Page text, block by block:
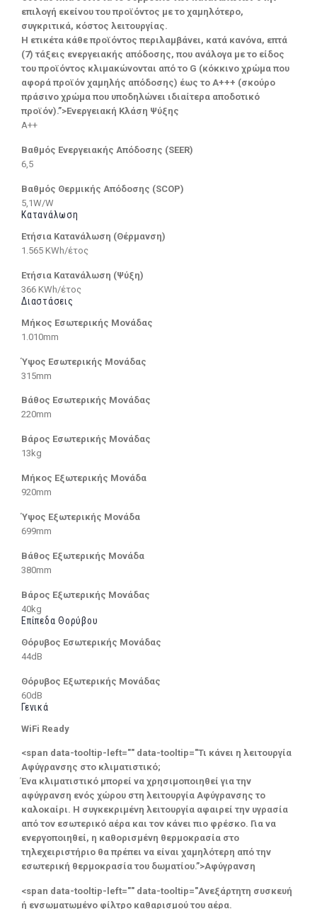
επιλογή εκείνου του προϊόντος με το χαμηλότερο,
συγκριτικά, κόστος λειτουργίας.
Η ετικέτα κάθε προϊόντος περιλαμβάνει, κατά κανόνα, επτά
(7) τάξεις ενεργειακής απόδοσης, που ανάλογα με το είδος
του προϊόντος κλιμακώνονται από το G (κόκκινο χρώμα που
αφορά προϊόν χαμηλής απόδοσης) έως το Α+++ (σκούρο
πράσινο χρώμα που υποδηλώνει ιδιαίτερα αποδοτικό
προϊόν).”>Ενεργειακή Κλάση Ψύξης
A++
Βαθμός Ενεργειακής Απόδοσης (SEER)
6,5
Βαθμός Θερμικής Απόδοσης (SCOP)
5,1W/W
Κατανάλωση
Ετήσια Κατανάλωση (Θέρμανση)
1.565 KWh/έτος
Ετήσια Κατανάλωση (Ψύξη)
366 KWh/έτος
Διαστάσεις
Μήκος Εσωτερικής Μονάδας
1.010mm
Ύψος Εσωτερικής Μονάδας
315mm
Βάθος Εσωτερικής Μονάδας
220mm
Βάρος Εσωτερικής Μονάδας
13kg
Μήκος Εξωτερικής Μονάδα
920mm
Ύψος Εξωτερικής Μονάδα
699mm
Βάθος Εξωτερικής Μονάδα
380mm
Βάρος Εξωτερικής Μονάδας
40kg
Επίπεδα Θορύβου
Θόρυβος Εσωτερικής Μονάδας
44dB
Θόρυβος Εξωτερικής Μονάδας
60dB
Γενικά
WiFi Ready
<span data-tooltip-left="" data-tooltip="Τι κάνει η λειτουργία
Αφύγρανσης στο κλιματιστικό;
Ένα κλιματιστικό μπορεί να χρησιμοποιηθεί για την
αφύγρανση ενός χώρου στη λειτουργία Αφύγρανσης το
καλοκαίρι. Η συγκεκριμένη λειτουργία αφαιρεί την υγρασία
από τον εσωτερικό αέρα και τον κάνει πιο φρέσκο. Για να
ενεργοποιηθεί, η καθορισμένη θερμοκρασία στο
τηλεχειριστήριο θα πρέπει να είναι χαμηλότερη από την
εσωτερική θερμοκρασία του δωματίου.”>Αφύγρανση
<span data-tooltip-left="" data-tooltip="Ανεξάρτητη συσκευή
ή ενσωματωμένο φίλτρο καθαρισμού του αέρα.